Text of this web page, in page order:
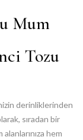
Mum
Tozu
derinliklerinden
sıradan bir
hem